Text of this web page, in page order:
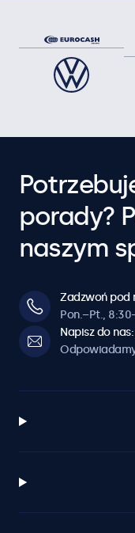
porady?
naszym
Zadzwoń pod
Pon.–Pt.,
Napisz do